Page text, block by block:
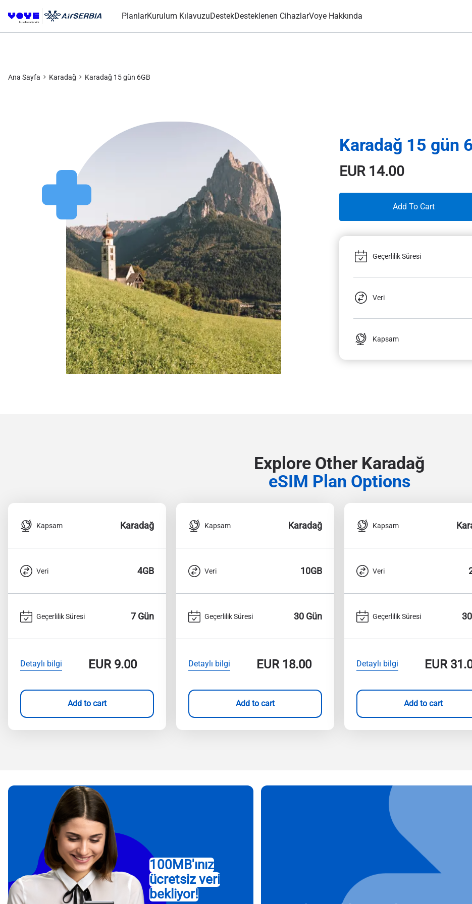
PlanlarKurulum KılavuzuDestekDesteklenen CihazlarVoye Hakkında
Ana Sayfa Karadağ Karadağ 15 gün 6GB
Karadağ 15 gün
EUR14.00
Add To Cart
Geçerlilik Süresi
Veri
Kapsam
Explore Other Karadağ
eSIM Plan Options
Kapsam Karadağ
Veri 4GB
Geçerlilik Süresi 7 Gün
Detaylı bilgi EUR9.00
Add to cart
Kapsam Karadağ
Veri 10GB
Geçerlilik Süresi 30 Gün
Detaylı bilgi EUR18.00
Add to cart
Kapsam
Veri
Geçerlilik Süresi
Detaylı bilgi EUR
Add to cart
100MB'ınız
ücretsiz veri
bekliyor!